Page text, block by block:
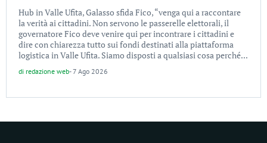
Hub in Valle Ufita, Galasso sfida Fico, “venga qui a raccontare
la verità ai cittadini. Non servono le passerelle elettorali, il
governatore Fico deve venire qui per incontrare i cittadini e
dire con chiarezza tutto sui fondi destinati alla piattaforma
logistica in Valle Ufita. Siamo disposti a qualsiasi cosa perché...
di redazione web-7 Ago 2026